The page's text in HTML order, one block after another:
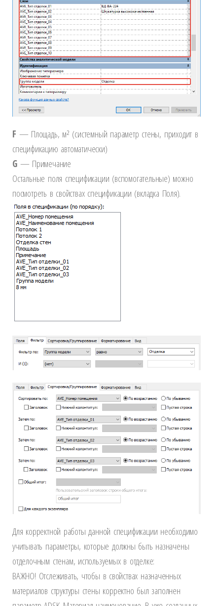
F — Площадь, м² (системный параметр стены, приходит в
спецификацию автоматически)
G— Примечание
Остальные поля спецификации (вспомогательные) можно
посмотреть в свойствах спецификации (вкладка Поля).
Для корректной работы данной спецификации необходимо
учитывать параметры, которые должны быть назначены
отделочным стенам, используемых в отделке:
ВАЖНО! Отслеживать, чтобы в свойствах назначенных
материалов структуры стены корректно был заполнен